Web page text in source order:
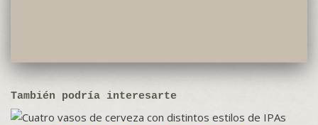
También podría interesarte